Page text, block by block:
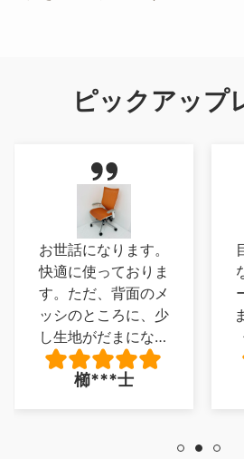
ピックアップ
お世話になります。
快適に使っておりま
す。ただ、背面のメ
ッシのところに、少
し生地がだまになっ
ているところがあ
り、少し残念でした
櫛***士